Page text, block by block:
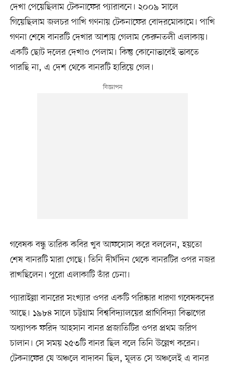
দেখা পেয়েছিলাম টেকনাফের প্যারাবনে। ২০০৯ সালে
গিয়েছিলাম জলচর পাখি গণনায় টেকনাফের বোদরমোকামে। পাখি
গণনা শেষে বানরটি দেখার আশায় গেলাম কেরুনতলী এলাকায়।
একটি ছোট দলের দেখাও পেলাম। কিন্তু কোনোভাবেই ভাবতে
পারছি না, এ দেশ থেকে বানরটি হারিয়ে গেল।
গবেষক বন্ধু তারিক কবির খুব আফসোস করে বললেন, হয়তো
শেষ বানরটি মারা গেছে। তিনি দীর্ঘদিন থেকে বানরটির ওপর নজর
রাখছিলেন। পুরো এলাকাটি তাঁর চেনা।
প্যারাইল্লা বানরের সংখ্যার ওপর একটি পরিষ্কার ধারণা গবেষকদের
আছে। ১৯৮৪ সালে চট্টগ্রাম বিশ্ববিদ্যালয়ের প্রাণিবিদ্যা বিভাগের
অধ্যাপক ফরিদ আহসান বানর প্রজাতিটির ওপর প্রথম জরিপ
চালান। সে সময় ২৫৩টি বানর ছিল বলে তিনি উল্লেখ করেন।
টেকনাফের যে অঞ্চলে বাদাবন ছিল, মূলত সে অঞ্চলেই এ বানর